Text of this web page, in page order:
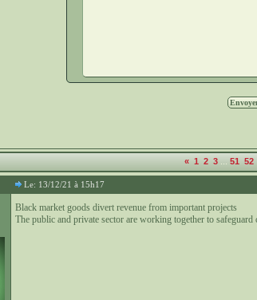
« 1 2 3 ... 51 52
Le: 13/12/21 à 15h17
Black market goods divert revenue from important projects
The public and private sector are working together to safeguard